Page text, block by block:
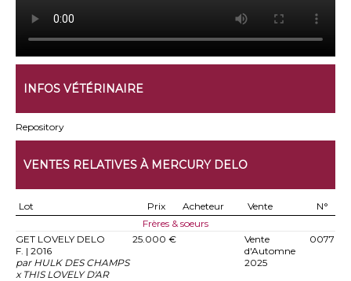
INFOS VÉTÉRINAIRE
Repository
VENTES RELATIVES À MERCURY DELO
Lot Prix Acheteur Vente
N°
Frères & soeurs
GET LOVELY DELO
F. | 2016
par HULK DES CHAMPS
x THIS LOVELY D'AR
25.000 €
Vente
d'Automne
2025
0077